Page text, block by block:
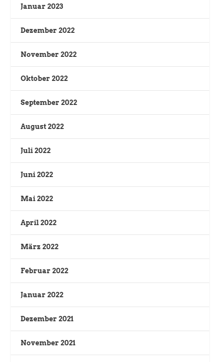
Januar 2023
Dezember 2022
November 2022
Oktober 2022
September 2022
August 2022
Juli 2022
Juni 2022
Mai 2022
April 2022
März 2022
Februar 2022
Januar 2022
Dezember 2021
November 2021